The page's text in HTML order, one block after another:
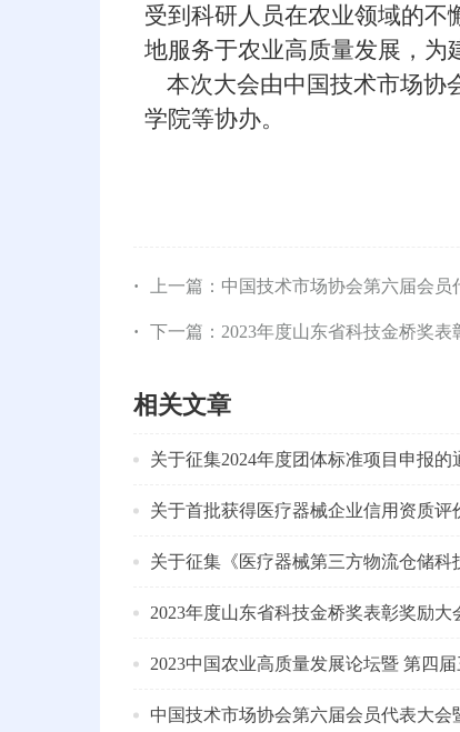
受到科研人员在农业领域的
地服务于农业高质量发展，为
本次大会由中国技术市场协
学院等协办。
上一篇： 中国技术市场协会第六届会
下一篇： 2023年度山东省科技金桥奖
相关文章
关于征集2024年度团体标准项目申报的
关于首批获得医疗器械企业信用资质评
关于征集《医疗器械第三方物流仓储
2023年度山东省科技金桥奖表彰奖励
2023中国农业高质量发展论坛暨 第四
中国技术市场协会第六届会员代表大